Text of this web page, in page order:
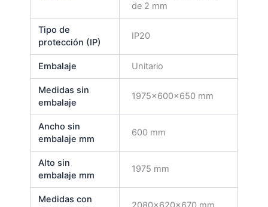
de 2 mm
Tipo de
protección (IP)
IP20
Embalaje Unitario
Medidas sin
embalaje
1975x600x650 mm
Ancho sin
embalaje mm
600 mm
Alto sin
embalaje mm
1975 mm
Medidas con